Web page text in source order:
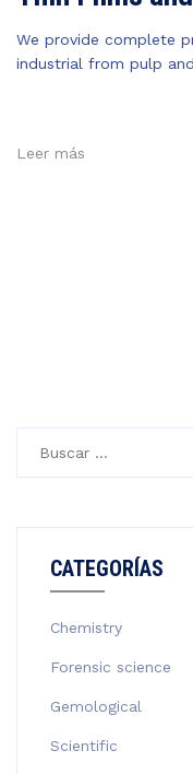
We provide complete
industrial from pulp
Leer más
CATEGORÍAS
Chemistry
Forensic science
Gemological
Scientific